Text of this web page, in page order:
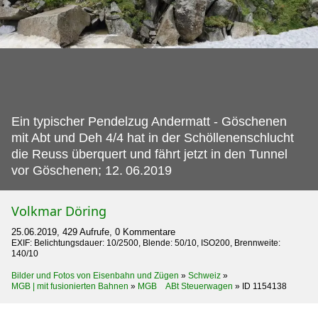
Ein typischer Pendelzug Andermatt - Göschenen
mit Abt und Deh 4/4 hat in der Schöllenenschlucht
die Reuss überquert und fährt jetzt in den Tunnel
vor Göschenen; 12. 06.2019
Volkmar Döring
25.06.2019, 429 Aufrufe, 0 Kommentare
EXIF: Belichtungsdauer: 10/2500, Blende: 50/10, ISO200, Brennweite:
140/10
Bilder und Fotos von Eisenbahn und Zügen » Schweiz »
MGB | mit fusionierten Bahnen » MGB ABt Steuerwagen » ID 1154138